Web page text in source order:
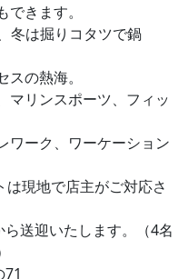
きます。
冬は掘りコタツで鍋
の熱海。
マリンスポーツ、フィッ
ワーク、ワーケーション
現地で店主がご対応さ
送迎いたします。（4名